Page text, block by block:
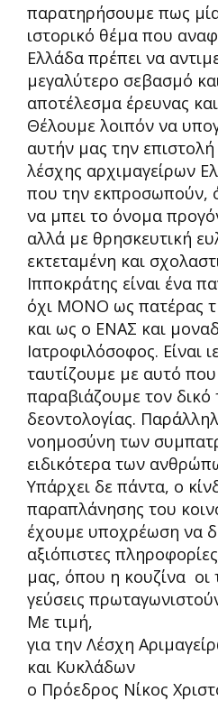
παρατηρήσουμε πως
ιστορικό θέμα που
Ελλάδα πρέπει να
μεγαλύτερο σεβασμό
αποτέλεσμα έρευνας
Θέλουμε λοιπόν να
αυτήν μας την
λέσχης αρχιμαγείρων
που την εκπροσωπούν,
να μπει το όνομα
αλλά με θρησκευτική
εκτεταμένη και
Ιπποκράτης είναι ένα
όχι ΜΟΝΟ ως πατέρας
και ως ο ΕΝΑΣ και
Ιατροφιλόσοφος. Είναι
ταυτίζουμε με αυτό
παραβιάζουμε τον δικό
δεοντολογίας.
νοημοσύνη των
ειδικότερα των
Υπάρχει δε πάντα, ο
παραπλάνησης του
έχουμε υποχρέωση να
αξιόπιστες
μας, όπου η κουζίνα οι
γεύσεις
Με τιμή,
για την Λέσχη
και Κυκλάδων
ο Πρόεδρος Νίκος